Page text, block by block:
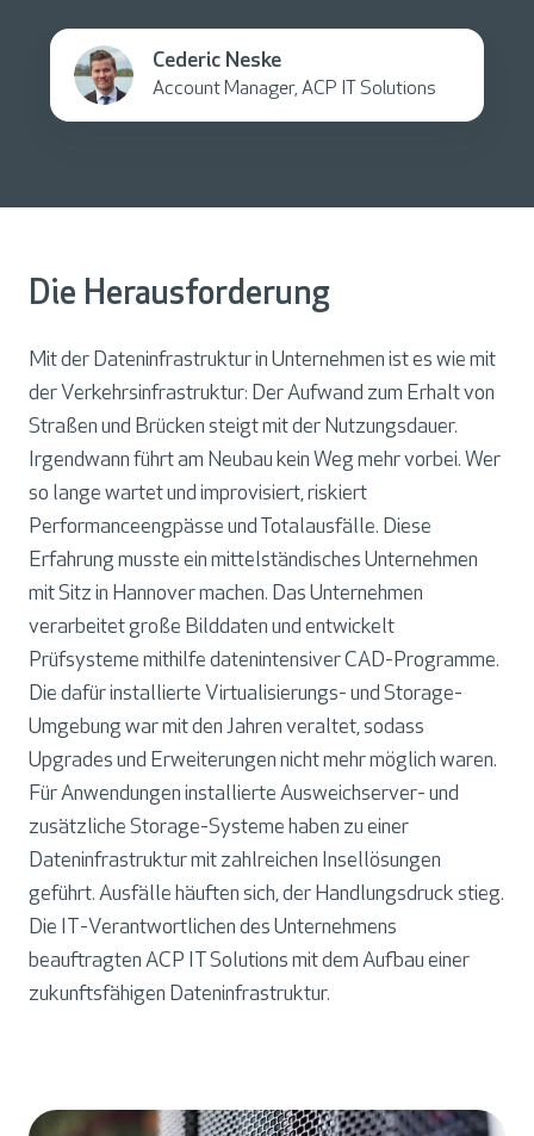
Cederic Neske
Account Manager, ACP IT Solutions
Die Herausforderung
Mit der Dateninfrastruktur in Unternehmen ist es wie mit
der Verkehrsinfrastruktur: Der Aufwand zum Erhalt von
Straßen und Brücken steigt mit der Nutzungsdauer.
Irgendwann führt am Neubau kein Weg mehr vorbei. Wer
so lange wartet und improvisiert, riskiert
Performanceengpässe und Totalausfälle. Diese
Erfahrung musste ein mittelständisches Unternehmen
mit Sitz in Hannover machen. Das Unternehmen
verarbeitet große Bilddaten und entwickelt
Prüfsysteme mithilfe datenintensiver CAD-Programme.
Die dafür installierte Virtualisie­rungs- und Storage-
Umgebung war mit den Jahren veraltet, sodass
Upgrades und Erweiterungen nicht mehr möglich waren.
Für Anwendungen installierte Ausweichserver- und
zusätzliche Storage-Systeme haben zu einer
Dateninfrastruktur mit zahlreichen Insellösungen
geführt. Ausfälle häuften sich, der Handlungsdruck stieg.
Die IT-Verantwortlichen des Unternehmens
beauftragten ACP IT Solutions mit dem Aufbau einer
zukunftsfähigen Dateninfrastruktur.